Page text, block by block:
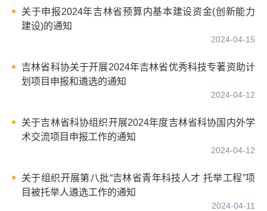
关于申报2024年吉林省预算内基本建设资金(创新能力
建设)的通知
2024-04-15
吉林省科协关于开展2024年吉林省优秀科技专著资助计
划项目申报和遴选的通知
2024-04-12
关于吉林省科协组织开展2024年度吉林省科协国内外学
术交流项目申报工作的通知
2024-04-12
关于组织开展第八批“吉林省青年科技人才 托举工程”项
目被托举人遴选工作的通知
2024-04-11